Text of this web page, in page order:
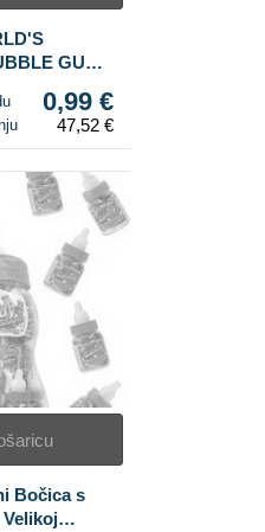
GUM -
0,99 €
47,52 €
Bočica s